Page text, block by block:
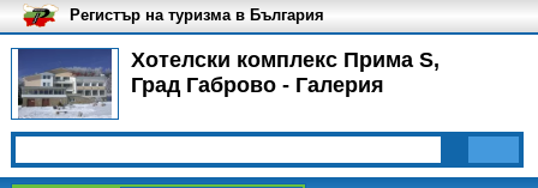
Хотелски комплекс Прима S,
Град Габрово - Галерия
Регистър на туризма в България